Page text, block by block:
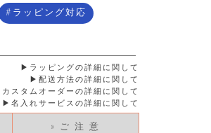
ラッピング対応
ラッピングの詳細に関して
配送方法の詳細に関して
カスタムオーダーの詳細に関して
名入れサービスの詳細に関して
» ご 注 意